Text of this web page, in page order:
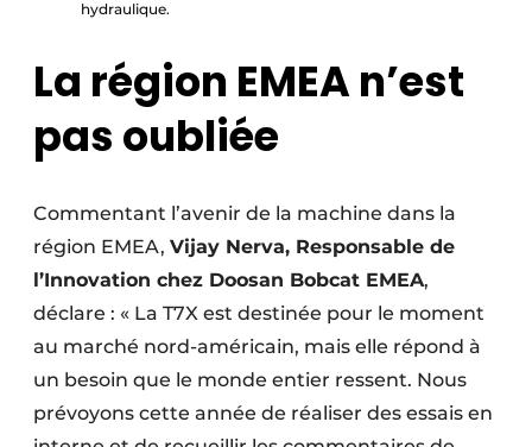
hydraulique.
La région EMEA n’est
pas oubliée
Commentant l’avenir de la machine dans la
région EMEA, Vijay Nerva, Responsable de
l’Innovation chez Doosan Bobcat EMEA,
déclare : « La T7X est destinée pour le moment
au marché nord-américain, mais elle répond à
un besoin que le monde entier ressent. Nous
prévoyons cette année de réaliser des essais en